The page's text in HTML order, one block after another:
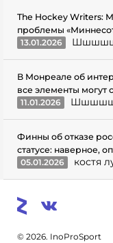
The Hockey Writers:
проблемы
13.01.2026
В Монреале об
все элементы могут
11.01.2026
Финны об отказе
статусе: наверное,
05.01.2026
костя
© 2026. InoProSport